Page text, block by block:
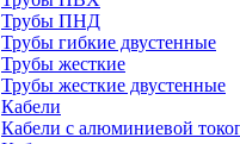
Трубы ПНД
Трубы гибкие двустенные
Трубы жесткие
Трубы жесткие двустенные
Кабели
Кабели с алюминиевой